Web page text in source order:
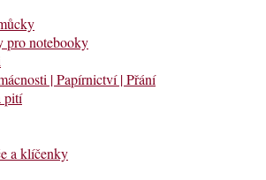
pro notebooky
| Papírnictví | Přání
pití
a klíčenky